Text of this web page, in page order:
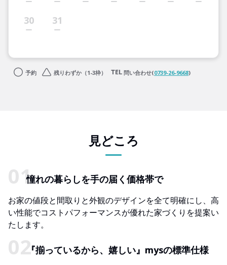
30 31
予約 残りわずか（1-3枠） 問い合わせ(0739-26-9668)
見どころ
憧れの暮らしを手の届く価格帯で
お家の値段と間取りと外観のデザインを全て明確にし、高
い性能でコストパフォーマンスが優れた家づくりを提案い
たします。
『揃っているから、嬉しい』mysの標準仕様